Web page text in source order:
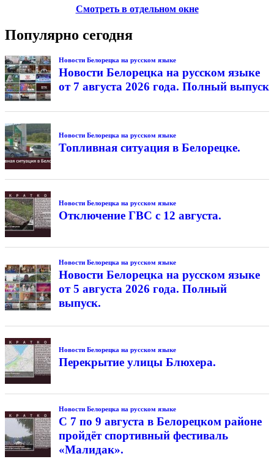
Смотреть в отдельном окне
Популярно сегодня
Новости Белорецка на русском языке
Новости Белорецка на русском языке
от 7 августа 2026 года. Полный выпуск
Новости Белорецка на русском языке
Топливная ситуация в Белорецке.
Новости Белорецка на русском языке
Отключение ГВС с 12 августа.
Новости Белорецка на русском языке
Новости Белорецка на русском языке
от 5 августа 2026 года. Полный
выпуск.
Новости Белорецка на русском языке
Перекрытие улицы Блюхера.
Новости Белорецка на русском языке
С 7 по 9 августа в Белорецком районе
пройдёт спортивный фестиваль
«Малидак».